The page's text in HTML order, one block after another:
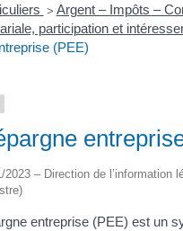
> Argent – Impôts –
participation et
(PEE)
2023 – Direction de l’information
entreprise (PEE) est un